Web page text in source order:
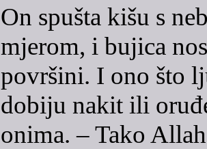
On spušta kišu s
mjerom, i bujica
površini. I ono što
dobiju nakit ili
onima. – Tako